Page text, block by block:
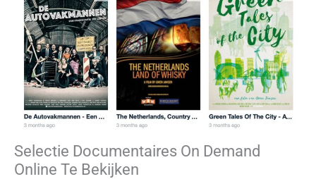
Selectie Documentaires On Demand
Online Te Bekijken